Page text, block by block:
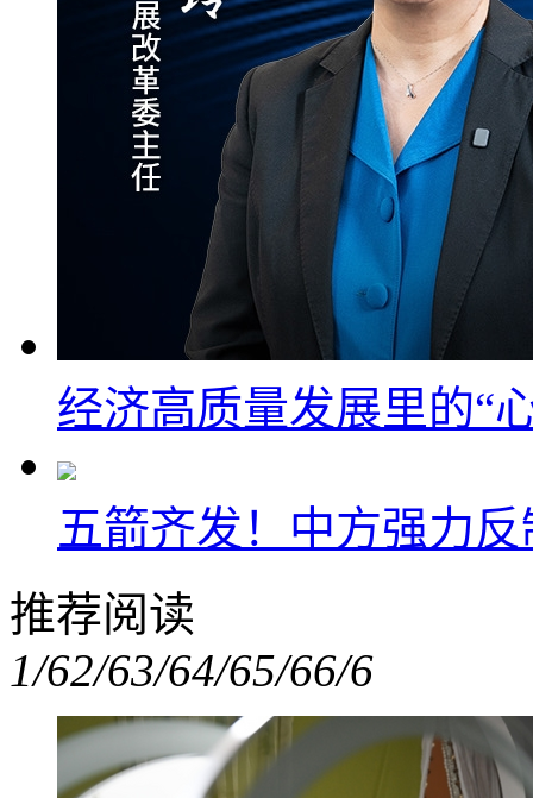
经济高质量发展里的“
五箭齐发！中方强力
推荐阅读
1/62/63/64/65/66/6